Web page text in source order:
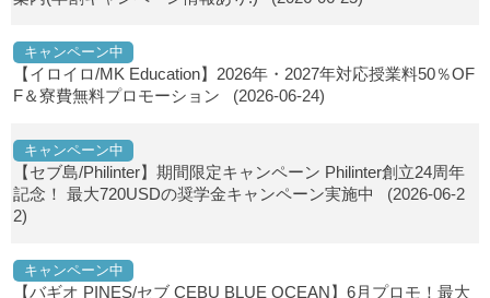
キャンペーン中
【イロイロ/MK Education】2026年・2027年対応授業料50％OF
F＆寮費無料プロモーション (2026-06-24)
キャンペーン中
【セブ島/Philinter】期間限定キャンペーン Philinter創立24周年
記念！ 最大720USDの奨学金キャンペーン実施中
(2026-06-2
2)
キャンペーン中
【バギオ PINES/セブ CEBU BLUE OCEAN】6月プロモ！最大